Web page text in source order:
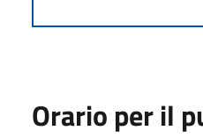
Orario per il